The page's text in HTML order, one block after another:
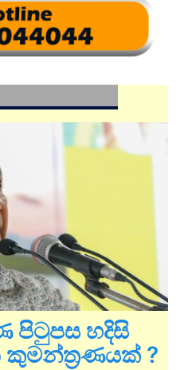
පිටුපස හදිසි
කුමන්ත්‍රණයක් ?